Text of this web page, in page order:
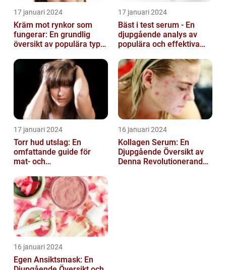
17 januari 2024
Kräm mot rynkor som
fungerar: En grundlig
översikt av populära typer
17 januari 2024
Bäst i test serum - En
djupgående analys av
populära och effektiva
17 januari 2024
Torr hud utslag: En
omfattande guide för
mat- och
16 januari 2024
Kollagen Serum: En
Djupgående Översikt av
Denna Revolutionerande
16 januari 2024
Egen Ansiktsmask: En